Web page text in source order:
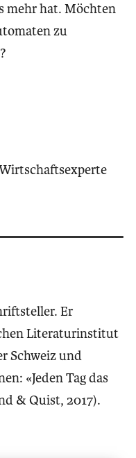
mehr hat. Möchten
zu
Er
Literaturinstitut
Schweiz und
«Jeden Tag das
& Quist, 2017).